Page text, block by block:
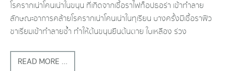
โรครากเน่า​โคน​เน่า​ในขนุน​ ที่เกิดจากเชื้อราไฟท็อปธอร่า​ เข้าทำลาย​
ลักษณะ​อาการคล้ายโรครากเน่า​โคน​เน่า​ในทุเรียน​ บางครั้งมีเชื้อราฟิว
ซา​เรี่ยม​เข้าทำลายซ้ำ​ ทำให้ต้นขนุนยืนต้นตาย​ ใบเหลือง​ ร่วง
READ MORE ...